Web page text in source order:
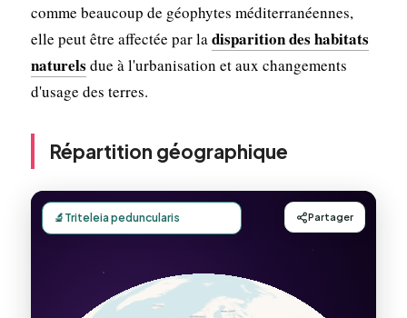
comme beaucoup de géophytes méditerranéennes,
elle peut être affectée par ladisparition des habitats
naturels due à l'urbanisation et aux changements
d'usage des terres.
Répartition géographique